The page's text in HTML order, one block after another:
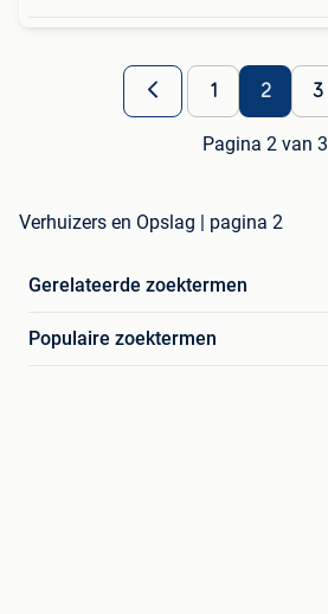
1 2 3
Pagina 2 van 3
Verhuizers en Opslag | pagina 2
Gerelateerde zoektermen
Populaire zoektermen